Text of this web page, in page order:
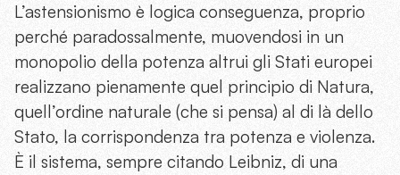
L’astensionismo è logica conseguenza, proprio
perché paradossalmente, muovendosi in un
monopolio della potenza altrui gli Stati europei
realizzano pienamente quel principio di Natura,
quell’ordine naturale (che si pensa) al di là dello
Stato, la corrispondenza tra potenza e violenza.
È il sistema, sempre citando Leibniz, di una